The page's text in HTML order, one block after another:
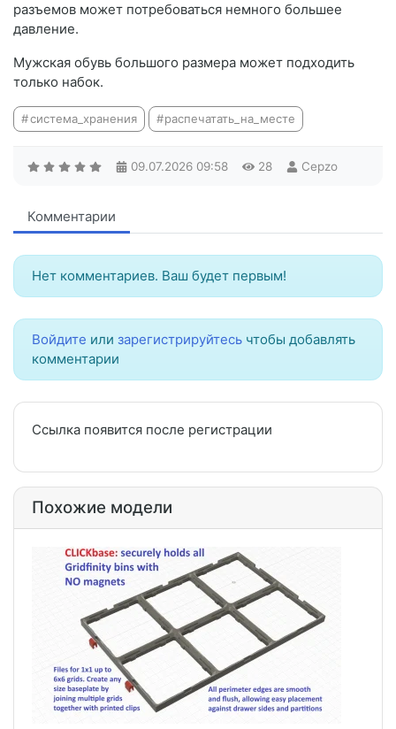
разъемов может потребоваться немного большее
давление.
Мужская обувь большого размера может подходить
только набок.
система_хранения распечатать_на_месте
09.07.2026 09:58 28 Cepzo
Комментарии
Нет комментариев. Ваш будет первым!
Войдите или зарегистрируйтесь чтобы добавлять
комментарии
Ссылка появится после регистрации
Похожие модели